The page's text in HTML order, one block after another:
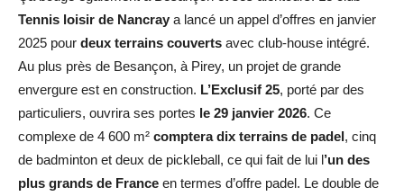
Tennis loisir de Nancray a lancé un appel d’offres en janvier
2025 pour deux terrains couverts avec club-house intégré.
Au plus près de Besançon, à Pirey, un projet de grande
envergure est en construction. L’Exclusif 25, porté par des
particuliers, ouvrira ses portes le 29 janvier 2026. Ce
complexe de 4 600 m² comptera dix terrains de padel, cinq
de badminton et deux de pickleball, ce qui fait de lui l’un des
plus grands de France en termes d’offre padel. Le double de